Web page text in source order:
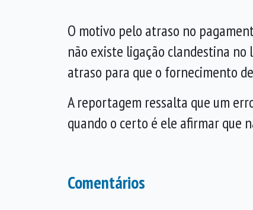
O motivo pelo atraso no
não existe ligação clandestina no
atraso para que o fornecimento
A reportagem ressalta que um
quando o certo é ele afirmar que
Comentários